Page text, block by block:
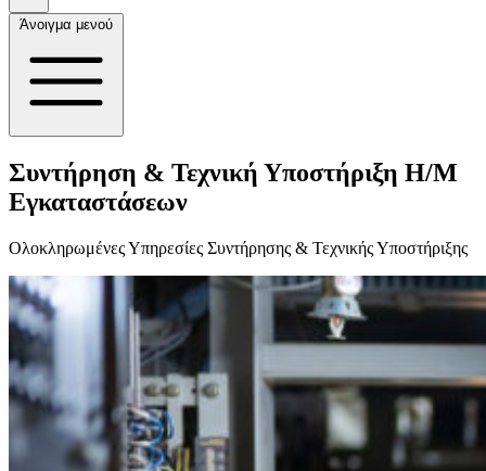
Άνοιγμα μενού
Συντήρηση & Τεχνική Υποστήριξη Η/Μ
Εγκαταστάσεων
Ολοκληρωμένες Υπηρεσίες Συντήρησης & Τεχνικής Υποστήριξης